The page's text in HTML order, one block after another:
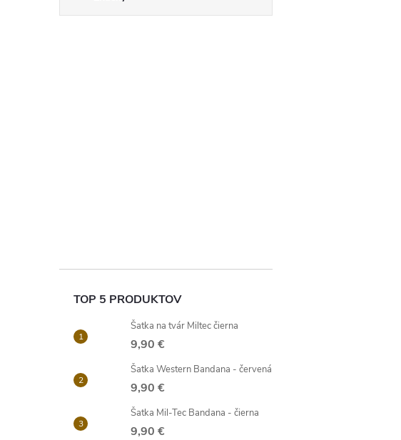
TOP 5 PRODUKTOV
Šatka na tvár Miltec čierna
9,90 €
Šatka Western Bandana - červená
9,90 €
Šatka Mil-Tec Bandana - čierna
9,90 €